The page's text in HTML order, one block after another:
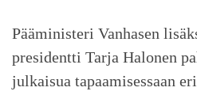
Pääministeri Vanhasen
presidentti Tarja Halonen
julkaisua tapaamisessaan